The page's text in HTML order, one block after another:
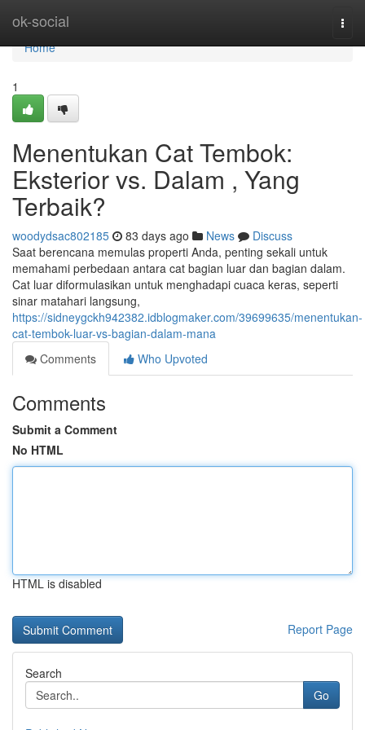
ok-social
Home
Home
1
Menentukan Cat Tembok:
Eksterior vs. Dalam , Yang
Terbaik?
woodydsac802185 83 days ago News
Discuss
Saat berencana memulas properti Anda, penting sekali untuk
memahami perbedaan antara cat bagian luar dan bagian dalam.
Cat luar diformulasikan untuk menghadapi cuaca keras, seperti
sinar matahari langsung,
https://sidneygckh942382.idblogmaker.com/39699635/menentukan-
cat-tembok-luar-vs-bagian-dalam-mana
Comments
Who Upvoted
Comments
Submit a Comment
No HTML
HTML is disabled
Report Page
Search
Go